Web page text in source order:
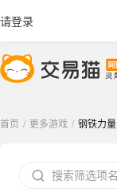
请登录
首页 / 更多游戏 / 钢铁力量
